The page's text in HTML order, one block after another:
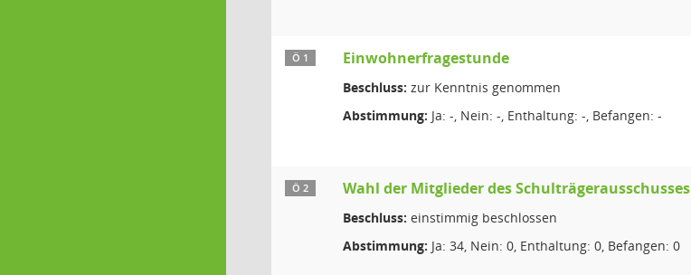
Ö 1 Einwohnerfragestunde
Beschluss: zur Kenntnis genommen
Abstimmung: Ja: -, Nein: -, Enthaltung: -, Befangen: -
Ö 2 Wahl der Mitglieder des Schulträgerausschusses
Beschluss: einstimmig beschlossen
Abstimmung: Ja: 34, Nein: 0, Enthaltung: 0, Befangen: 0